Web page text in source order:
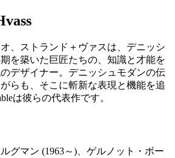
、ストランド＋ヴァスは、デニッシ
を築いた巨匠たちの、知識と才能を
デザイナー。デニッシュモダンの伝
らも、そこに斬新な表現と機能を追
は彼らの代表作です。
グマン (1963～)、ゲルノット・ボー